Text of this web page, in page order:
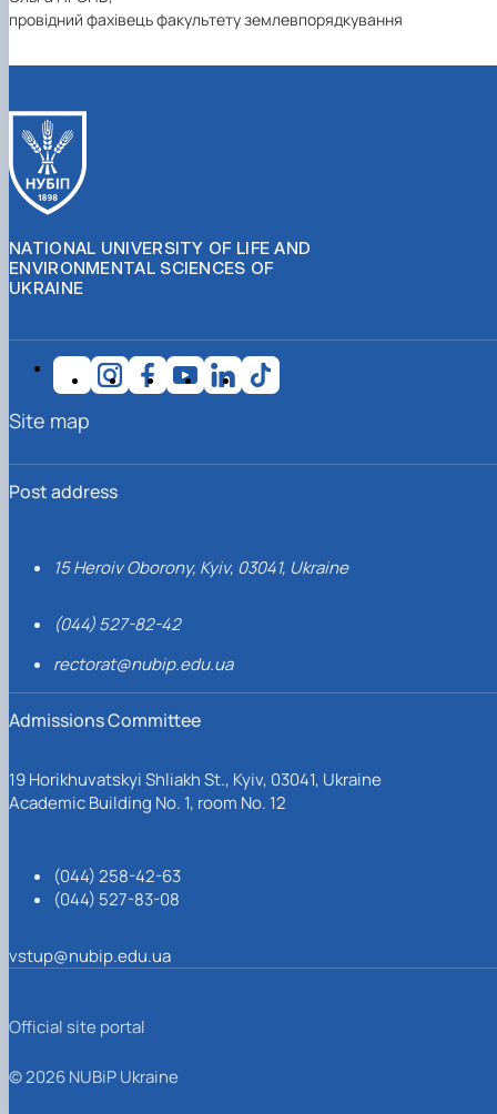
провідний фахівець факультету землевпорядкування
NATIONAL UNIVERSITY OF LIFE AND
ENVIRONMENTAL SCIENCES OF
UKRAINE
Post address
15 Heroiv Oborony, Kyiv, 03041, Ukraine
(044) 527-82-42
rectorat@nubip.edu.ua
Admissions Committee
19 Horikhuvatskyi Shliakh St., Kyiv, 03041, Ukraine
Academic Building No. 1, room No. 12
(044) 258-42-63
(044) 527-83-08
vstup@nubip.edu.ua
Site map
Official site portal
© 2026 NUBiP Ukraine